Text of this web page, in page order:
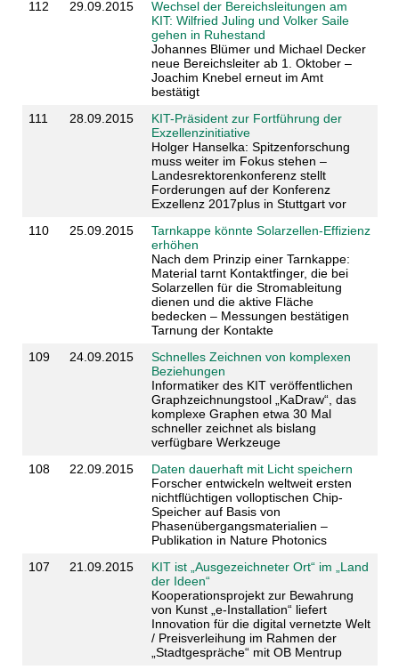
112
29.09.2015
Wechsel der Bereichsleitungen am
KIT: Wilfried Juling und Volker Saile
gehen in Ruhestand
Johannes Blümer und Michael Decker
neue Bereichsleiter ab 1. Oktober –
Joachim Knebel erneut im Amt
bestätigt
111
28.09.2015
KIT-Präsident zur Fortführung der
Exzellenzinitiative
Holger Hanselka: Spitzenforschung
muss weiter im Fokus stehen –
Landesrektorenkonferenz stellt
Forderungen auf der Konferenz
Exzellenz 2017plus in Stuttgart vor
110
25.09.2015
Tarnkappe könnte Solarzellen-Effizienz
erhöhen
Nach dem Prinzip einer Tarnkappe:
Material tarnt Kontaktfinger, die bei
Solarzellen für die Stromableitung
dienen und die aktive Fläche
bedecken – Messungen bestätigen
Tarnung der Kontakte
109
24.09.2015
Schnelles Zeichnen von komplexen
Beziehungen
Informatiker des KIT veröffentlichen
Graphzeichnungstool „KaDraw“, das
komplexe Graphen etwa 30 Mal
schneller zeichnet als bislang
verfügbare Werkzeuge
108
22.09.2015
Daten dauerhaft mit Licht speichern
Forscher entwickeln weltweit ersten
nichtflüchtigen volloptischen Chip-
Speicher auf Basis von
Phasenübergangsmaterialien –
Publikation in Nature Photonics
107
21.09.2015
KIT ist „Ausgezeichneter Ort“ im „Land
der Ideen“
Kooperationsprojekt zur Bewahrung
von Kunst „e-Installation“ liefert
Innovation für die digital vernetzte Welt
/ Preisverleihung im Rahmen der
„Stadtgespräche“ mit OB Mentrup